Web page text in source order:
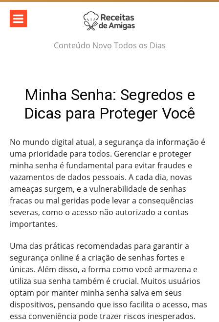
Skip
content
Conteúdo Novo Todos os Dias
Minha Senha: Segredos e
Dicas para Proteger Você
No mundo digital atual, a segurança da informação é
uma prioridade para todos. Gerenciar e proteger
minha senha é fundamental para evitar fraudes e
vazamentos de dados pessoais. A cada dia, novas
ameaças surgem, e a vulnerabilidade de senhas
fracas ou mal geridas pode levar a consequências
severas, como o acesso não autorizado a contas
importantes.
Uma das práticas recomendadas para garantir a
segurança online é a criação de senhas fortes e
únicas. Além disso, a forma como você armazena e
utiliza sua senha também é crucial. Muitos usuários
optam por manter minha senha salva em seus
dispositivos, pensando que isso facilita o acesso, mas
essa conveniência pode trazer riscos inesperados.